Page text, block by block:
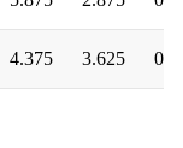
4.375 3.625